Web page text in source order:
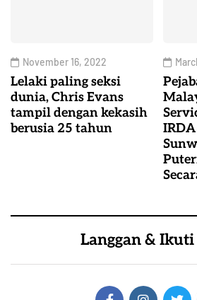
November 16, 2022
Lelaki paling seksi
dunia, Chris Evans
tampil dengan kekasih
berusia 25 tahun
Langgan &